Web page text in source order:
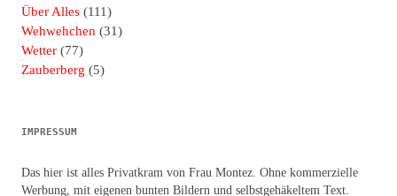
Über Alles (111)
Wehwehchen (31)
Wetter (77)
Zauberberg (5)
IMPRESSUM
Das hier ist alles Privatkram von Frau Montez. Ohne kommerzielle
Werbung, mit eigenen bunten Bildern und selbstgehäkeltem Text.